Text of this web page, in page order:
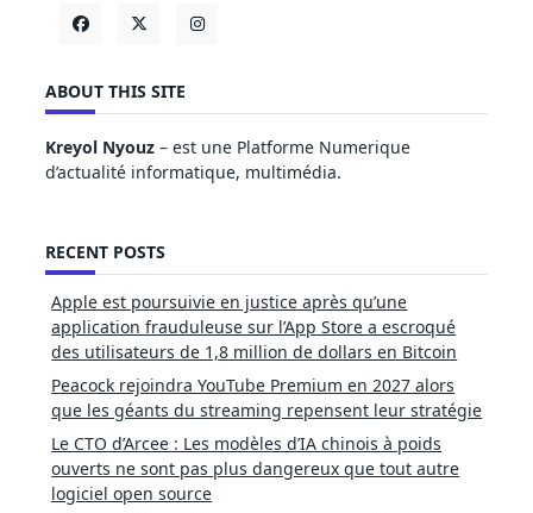
ABOUT THIS SITE
Kreyol Nyouz – est une Platforme Numerique
d’actualité informatique, multimédia.
RECENT POSTS
Apple est poursuivie en justice après qu’une
application frauduleuse sur l’App Store a escroqué
des utilisateurs de 1,8 million de dollars en Bitcoin
Peacock rejoindra YouTube Premium en 2027 alors
que les géants du streaming repensent leur stratégie
Le CTO d’Arcee : Les modèles d’IA chinois à poids
ouverts ne sont pas plus dangereux que tout autre
logiciel open source